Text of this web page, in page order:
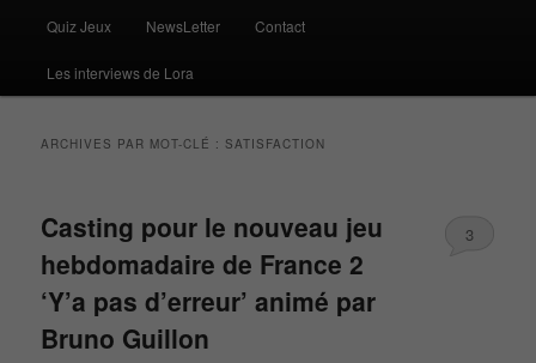
Quiz Jeux NewsLetter Contact
Les interviews de Lora
ARCHIVES PAR MOT-CLÉ : SATISFACTION
Casting pour le nouveau jeu
hebdomadaire de France 2
‘Y’a pas d’erreur’ animé par
Bruno Guillon
3